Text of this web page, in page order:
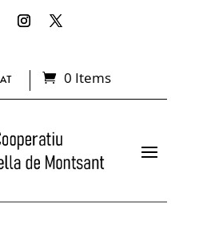
0 Items